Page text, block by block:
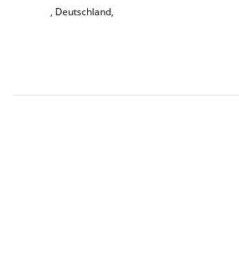
, Deutschland,